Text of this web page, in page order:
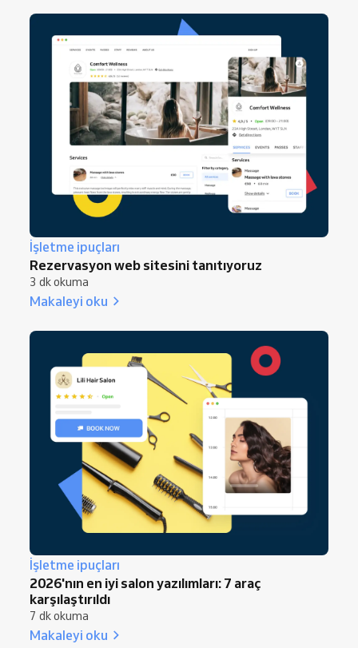
İşletme ipuçları
Rezervasyon web sitesini tanıtıyoruz
3 dk okuma
Makaleyi oku
İşletme ipuçları
2026'nın en iyi salon yazılımları: 7 araç
karşılaştırıldı
7 dk okuma
Makaleyi oku